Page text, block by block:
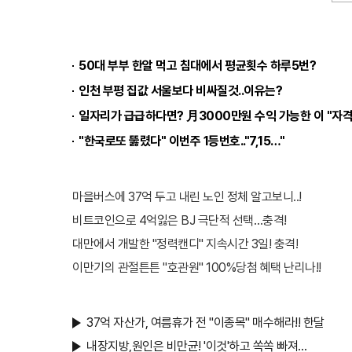
카
50대 부부 한알 먹고 침대에서 평균횟수 하루5번?
인천 부평 집값 서울보다 비싸질것..이유는?
일자리가 급급하다면? 月3000만원 수익 가능한 이 "자
"한국로또 뚫렸다" 이번주 1등번호.."7,15…"
마을버스에 37억 두고 내린 노인 정체 알고보니..!
비트코인으로 4억잃은 BJ 극단적 선택…충격!
대만에서 개발한 "정력캔디" 지속시간 3일! 충격!
이만기의 관절튼튼 "호관원" 100%당첨 혜택 난리나!!
37억 자산가, 여름휴가 전 "이종목" 매수해라!! 한달
내장지방,원인은 비만균! '이것'하고 쏙쏙 빠져…